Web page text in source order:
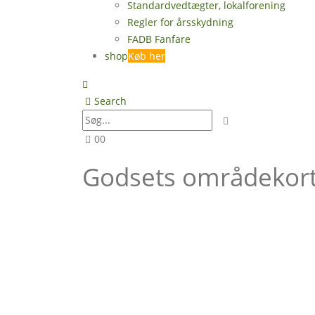
Standardvedtægter, lokalforening
Regler for årsskydning
FADB Fanfare
shopKøb her
Search
00
Godsets